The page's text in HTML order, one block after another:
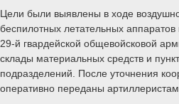
Цели были выявлены в ходе
беспилотных летательных
29-й гвардейской общевойсковой
склады материальных средств и
подразделений. После уточнения
оперативно переданы